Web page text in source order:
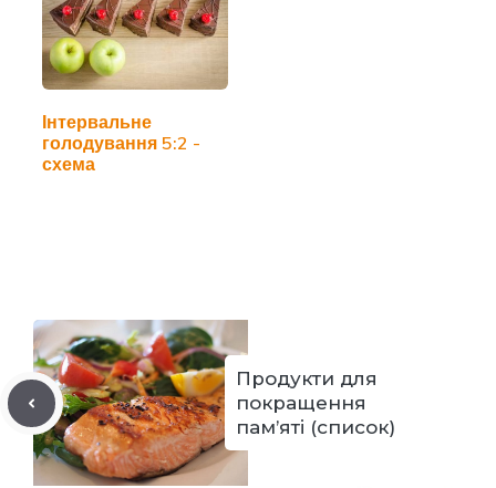
Інтервальне
голодування 5:2 -
схема
Продукти для
покращення
пам’яті (список)